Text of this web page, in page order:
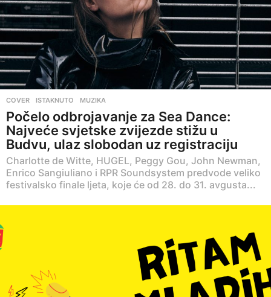
COVER ,ISTAKNUTO ,MUZIKA
Počelo odbrojavanje za Sea Dance:
Najveće svjetske zvijezde stižu u
Budvu, ulaz slobodan uz registraciju
Charlotte de Witte, HUGEL, Peggy Gou, John Newman,
Enrico Sangiuliano i RPR Soundsystem predvode veliko
festivalsko finale ljeta, koje će od 28. do 31. avgusta...